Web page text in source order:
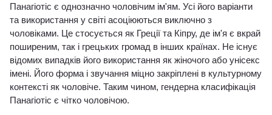
Панагіотіс є однозначно чоловічим ім'ям. Усі його варіанти
та використання у світі асоціюються виключно з
чоловіками. Це стосується як Греції та Кіпру, де ім'я є вкрай
поширеним, так і грецьких громад в інших країнах. Не існує
відомих випадків його використання як жіночого або унісекс
імені. Його форма і звучання міцно закріплені в культурному
контексті як чоловіче. Таким чином, гендерна класифікація
Панагіотіс є чітко чоловічою.